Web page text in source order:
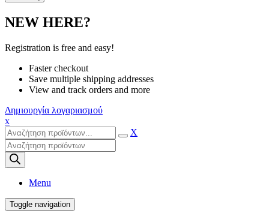
NEW HERE?
Registration is free and easy!
Faster checkout
Save multiple shipping addresses
View and track orders and more
Δημιουργία λογαριασμού
x
X
Products
search
Menu
Toggle navigation